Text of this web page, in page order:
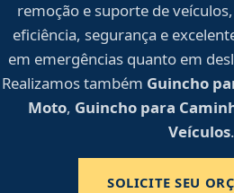
remoção e suporte de
eficiência, segurança e
em emergências quanto em
Realizamos também Guincho
Moto, Guincho para
Veículos.
SOLICITE SEU